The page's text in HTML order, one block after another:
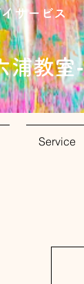
サービス
教室‐
Service